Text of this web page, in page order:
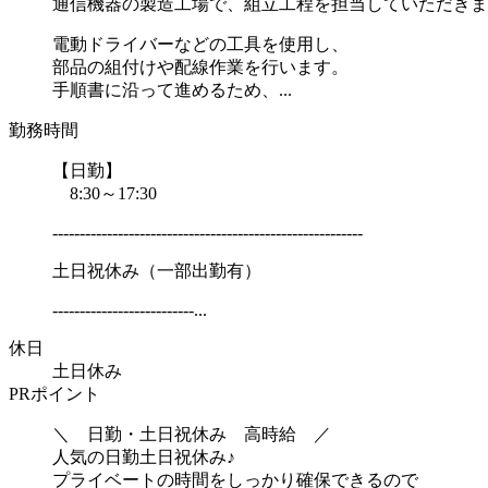
電動ドライバーなどの工具を使用し、
部品の組付けや配線作業を行います。
手順書に沿って進めるため、...
勤務時間
【日勤】
8:30～17:30
---------------------------------------------------------
土日祝休み（一部出勤有）
--------------------------...
休日
土日休み
PRポイント
＼ 日勤・土日祝休み 高時給 ／
人気の日勤土日祝休み♪
プライベートの時間をしっかり確保できるので